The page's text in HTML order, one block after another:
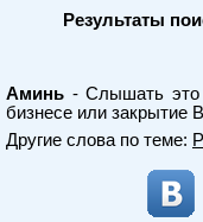
Результаты
Аминь - Слышать это
бизнесе или закрытие
Другие слова по теме: